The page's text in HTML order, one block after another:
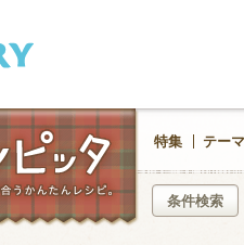
特集 テー
条件検索